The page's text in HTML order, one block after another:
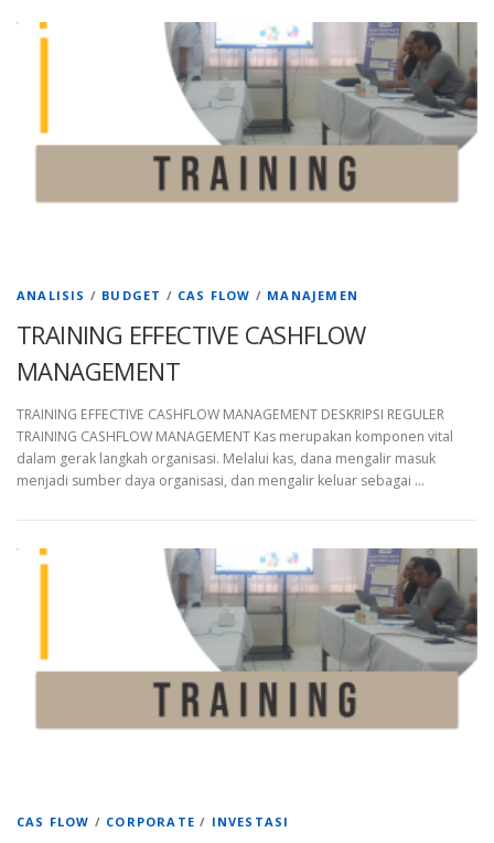
ANALISIS / BUDGET / CAS FLOW / MANAJEMEN
TRAINING EFFECTIVE CASHFLOW
MANAGEMENT
TRAINING EFFECTIVE CASHFLOW MANAGEMENT DESKRIPSI REGULER
TRAINING CASHFLOW MANAGEMENT Kas merupakan komponen vital
dalam gerak langkah organisasi. Melalui kas, dana mengalir masuk
menjadi sumber daya organisasi, dan mengalir keluar sebagai …
CAS FLOW / CORPORATE / INVESTASI